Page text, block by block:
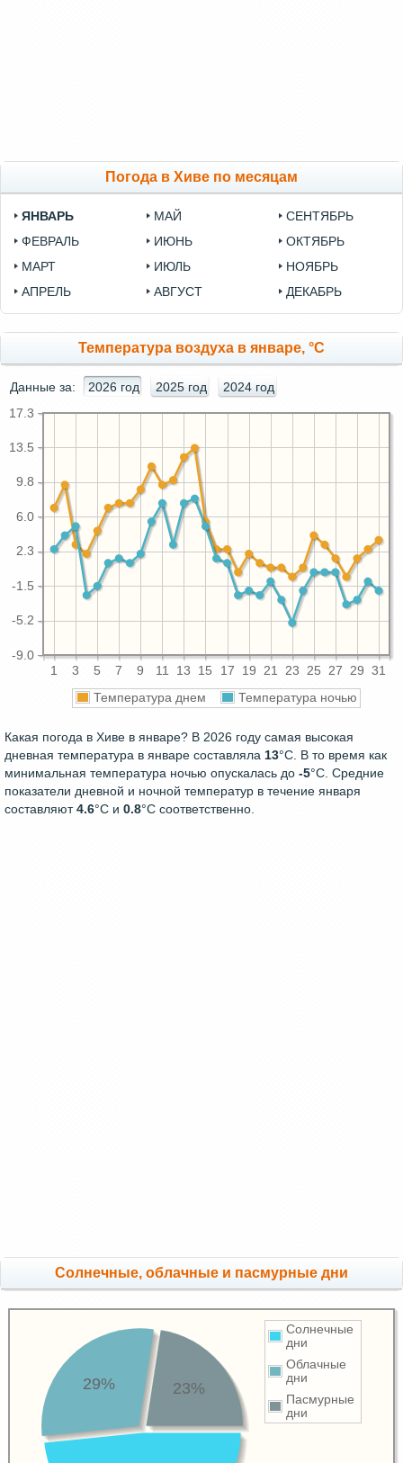
Погода в Хиве по месяцам
ЯНВАРЬ
ФЕВРАЛЬ
МАРТ
АПРЕЛЬ
МАЙ
ИЮНЬ
ИЮЛЬ
АВГУСТ
СЕНТЯБРЬ
ОКТЯБРЬ
НОЯБРЬ
ДЕКАБРЬ
Температура воздуха в январе, °C
Данные за: 2026 год 2025 год 2024 год
1 3 5 7 9 11 13 15 17 19 21 23 25 27 29 31
-9.0
-5.2
-1.5
2.3
6.0
9.8
13.5
17.3
Температура днем Температура ночью
Какая погода в Хиве в январе? В 2026 году самая высокая
дневная температура в январе составляла 13°С. В то время как
минимальная температура ночью опускалась до -5°C. Средние
показатели дневной и ночной температур в течение января
составляют4.6°С и 0.8°С соответственно.
Cолнечные, облачные и пасмурные дни
Солнечные
дни
Облачные
дни
Пасмурные
дни
29% 23%